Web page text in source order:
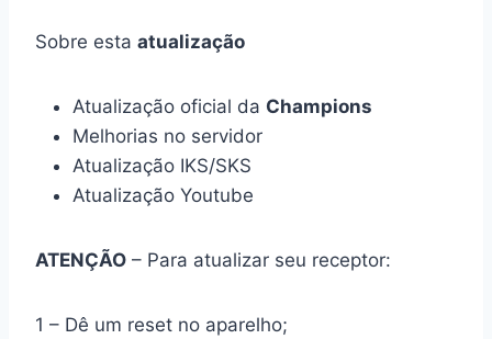
Sobre esta atualização
Atualização oficial da Champions
Melhorias no servidor
Atualização IKS/SKS
Atualização Youtube
ATENÇÃO – Para atualizar seu receptor:
1 – Dê um reset no aparelho;